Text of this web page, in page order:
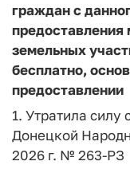
граждан с
земельных
бесплатно,
предоставлении
1. Утратила силу
Донецкой
2026 г. № 263-РЗ